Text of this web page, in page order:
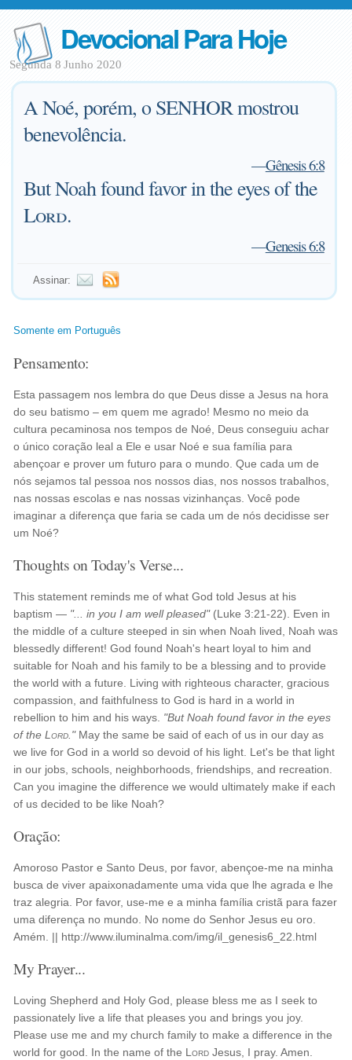
Devocional Para Hoje
Segunda 8 Junho 2020
A Noé, porém, o SENHOR mostrou
benevolência.
—Gênesis 6:8
But Noah found favor in the eyes of the
Lord.
—Genesis 6:8
Assinar:
Somente em Português
Pensamento:
Esta passagem nos lembra do que Deus disse a Jesus na hora
do seu batismo – em quem me agrado! Mesmo no meio da
cultura pecaminosa nos tempos de Noé, Deus conseguiu achar
o único coração leal a Ele e usar Noé e sua família para
abençoar e prover um futuro para o mundo. Que cada um de
nós sejamos tal pessoa nos nossos dias, nos nossos trabalhos,
nas nossas escolas e nas nossas vizinhanças. Você pode
imaginar a diferença que faria se cada um de nós decidisse ser
um Noé?
Thoughts on Today's Verse...
This statement reminds me of what God told Jesus at his
baptism — "... in you I am well pleased"(Luke 3:21-22). Even in
the middle of a culture steeped in sin when Noah lived, Noah was
blessedly different! God found Noah's heart loyal to him and
suitable for Noah and his family to be a blessing and to provide
the world with a future. Living with righteous character, gracious
compassion, and faithfulness to God is hard in a world in
rebellion to him and his ways. "But Noah found favor in the eyes
of theLord ."May the same be said of each of us in our day as
we live for God in a world so devoid of his light. Let's be that light
in our jobs, schools, neighborhoods, friendships, and recreation.
Can you imagine the difference we would ultimately make if each
of us decided to be like Noah?
Oração:
Amoroso Pastor e Santo Deus, por favor, abençoe-me na minha
busca de viver apaixonadamente uma vida que lhe agrada e lhe
traz alegria. Por favor, use-me e a minha família cristã para fazer
uma diferença no mundo. No nome do Senhor Jesus eu oro.
Amém. || http://www.iluminalma.com/img/il_genesis6_22.html
My Prayer...
Loving Shepherd and Holy God, please bless me as I seek to
passionately live a life that pleases you and brings you joy.
Please use me and my church family to make a difference in the
world for good. In the name of the Lord Jesus, I pray. Amen.